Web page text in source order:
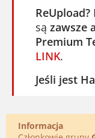
ReUpload?
są zawsze
Premium
LINK.
Jeśli jest
Informacja